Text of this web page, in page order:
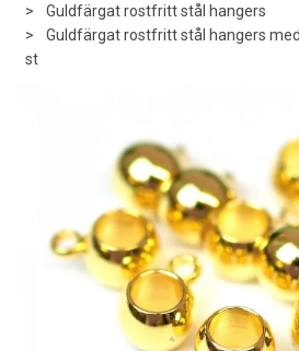
Guldfärgat rostfritt stål hangers
Guldfärgat rostfritt stål hangers
st